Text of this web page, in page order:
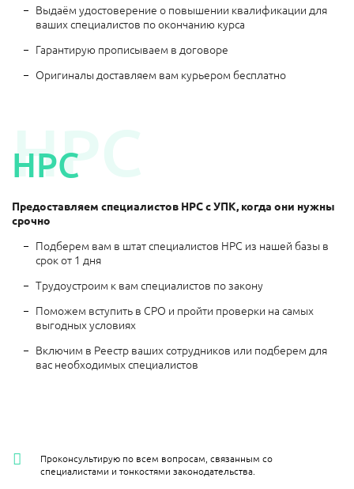
Выдаём удостоверение о повышении квалификации для
ваших специалистов по окончанию курса
Гарантирую прописываем в договоре
Оригиналы доставляем вам курьером бесплатно
НРС
НРС
Предоставляем специалистов НРС с УПК, когда они нужны
срочно
Подберем вам в штат специалистов НРС из нашей базы в
срок от 1 дня
Трудоустроим к вам специалистов по закону
Поможем вступить в СРО и пройти проверки на самых
выгодных условиях
Включим в Реестр ваших сотрудников или подберем для
вас необходимых специалистов
Проконсультирую по всем вопросам, связанным со
специалистами и тонкостями законодательства.